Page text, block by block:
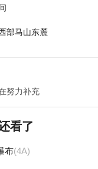
部马山东麓
努力补充
看了
布(4A)